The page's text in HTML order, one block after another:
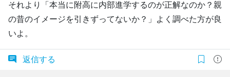
それより「本当に附高に内部進学するのが正解なのか？親
の昔のイメージを引きずってないか？」よく調べた方が良
いよ。
返信する